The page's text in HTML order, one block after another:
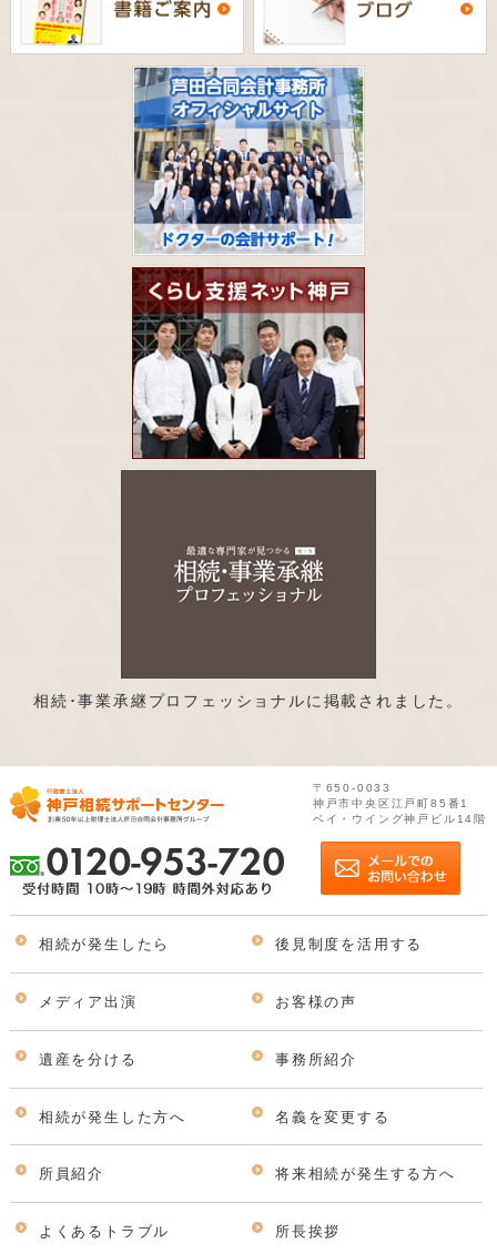
相続･事業承継プロフェッショナルに掲載されました。
〒650-0033
神戸市中央区江戸町85番1
ベイ・ウイング神戸ビル14階
相続が発生したら 後見制度を活用する
メディア出演 お客様の声
遺産を分ける 事務所紹介
相続が発生した方へ 名義を変更する
所員紹介 将来相続が発生する方へ
よくあるトラブル 所長挨拶